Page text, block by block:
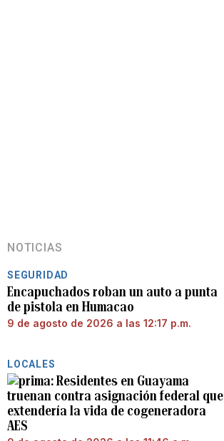
NOTICIAS
SEGURIDAD
Encapuchados roban un auto a punta
de pistola en Humacao
9 de agosto de 2026 a las 12:17 p.m.
LOCALES
Residentes en Guayama
truenan contra asignación federal que
extendería la vida de cogeneradora
AES